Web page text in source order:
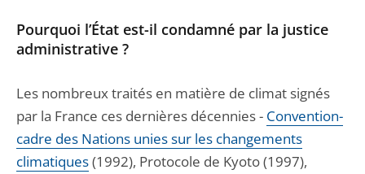
Pourquoi l’État est-il condamné par la justice
administrative ?
Les nombreux traités en matière de climat signés
par la France ces dernières décennies - Convention-
cadre des Nations unies sur les changements
climatiques(1992), Protocole de Kyoto (1997),